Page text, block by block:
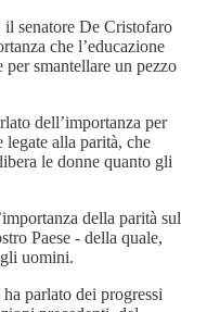
il senatore De Cristofaro
che l’educazione
per smantellare un pezzo
dell’importanza per
alla parità, che
le donne quanto gli
della parità sul
Paese - della quale,
uomini.
parlato dei progressi